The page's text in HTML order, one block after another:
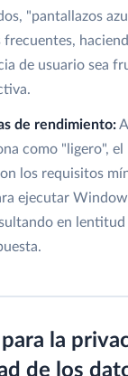
"pantallazos
frecuentes,
de usuario sea
de rendimiento:
como "ligero",
los requisitos
ejecutar
en lentitud
para la
de los